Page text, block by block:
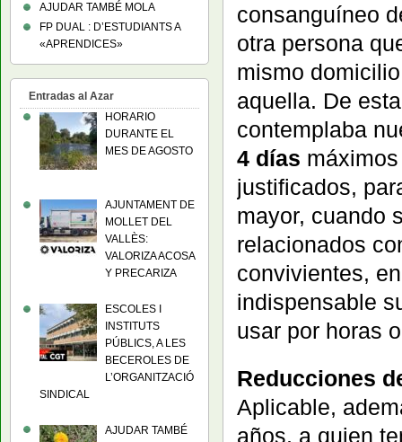
consanguíneo
otra persona
mismo
aquella. De
contemplaba
4 días
justificados,
mayor, cuando
relacionados
convivientes,
indispensable
usar por horas
Reducciones
Aplicable,
años, a quien
AJUDAR TAMBÉ MOLA
FP DUAL : D’ESTUDIANTS A
«APRENDICES»
Entradas al Azar
HORARIO
DURANTE EL
MES DE AGOSTO
AJUNTAMENT DE
MOLLET DEL
VALLÈS:
VALORIZA ACOSA
Y PRECARIZA
ESCOLES I
INSTITUTS
PÚBLICS, A LES
BECEROLES DE
L’ORGANITZACIÓ
SINDICAL
AJUDAR TAMBÉ